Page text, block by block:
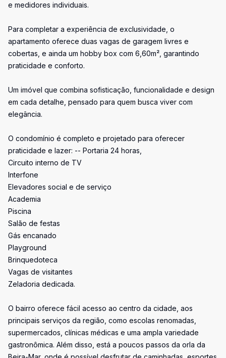
e medidores individuais.
Para completar a experiência de exclusividade, o
apartamento oferece duas vagas de garagem livres e
cobertas, e ainda um hobby box com 6,60m², garantindo
praticidade e conforto.
Um imóvel que combina sofisticação, funcionalidade e design
em cada detalhe, pensado para quem busca viver com
elegância.
O condomínio é completo e projetado para oferecer
praticidade e lazer: -- Portaria 24 horas,
Circuito interno de TV
Interfone
Elevadores social e de serviço
Academia
Piscina
Salão de festas
Gás encanado
Playground
Brinquedoteca
Vagas de visitantes
Zeladoria dedicada.
O bairro oferece fácil acesso ao centro da cidade, aos
principais serviços da região, como escolas renomadas,
supermercados, clínicas médicas e uma ampla variedade
gastronômica. Além disso, está a poucos passos da orla da